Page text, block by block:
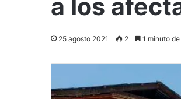
a los
25 agosto 2021 2 1 minuto